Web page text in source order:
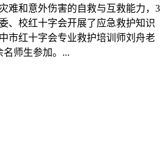
难和意外伤害的自救与互救能力，3
、校红十字会开展了应急救护知识
市红十字会专业救护培训师刘舟老
名师生参加。...